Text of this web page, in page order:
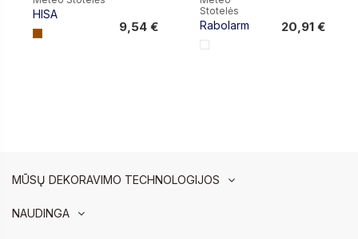
HISA
9,54 €
Stotelės
Rabolarm 20,91 €
MŪSŲ DEKORAVIMO TECHNOLOGIJOS
NAUDINGA